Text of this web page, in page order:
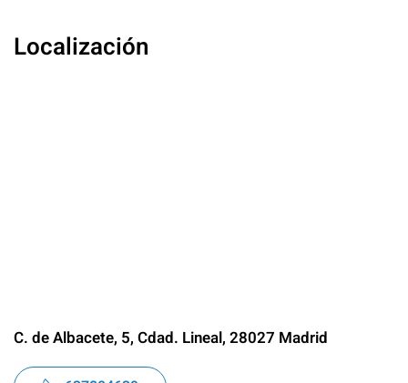
Localización
C. de Albacete, 5, Cdad. Lineal, 28027 Madrid